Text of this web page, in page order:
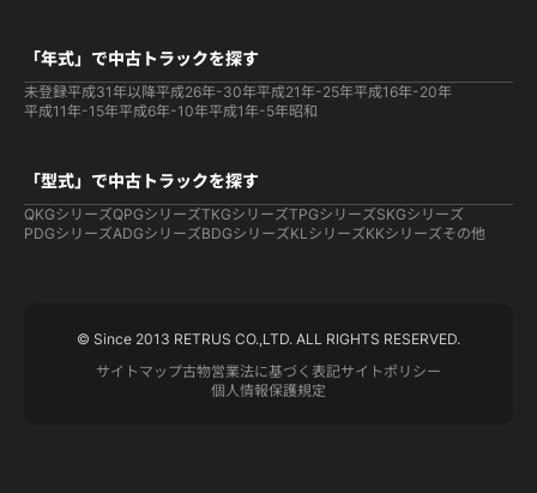
「年式」で中古トラックを探す
未登録平成31年以降平成26年-30年平成21年-25年平成16年-20年
平成11年-15年平成6年-10年平成1年-5年昭和
「型式」で中古トラックを探す
QKGシリーズQPGシリーズTKGシリーズTPGシリーズSKGシリーズ
PDGシリーズADGシリーズBDGシリーズKLシリーズKKシリーズその他
© Since 2013 RETRUS CO.,LTD. ALL RIGHTS RESERVED.
サイトマップ古物営業法に基づく表記サイトポリシー
個人情報保護規定